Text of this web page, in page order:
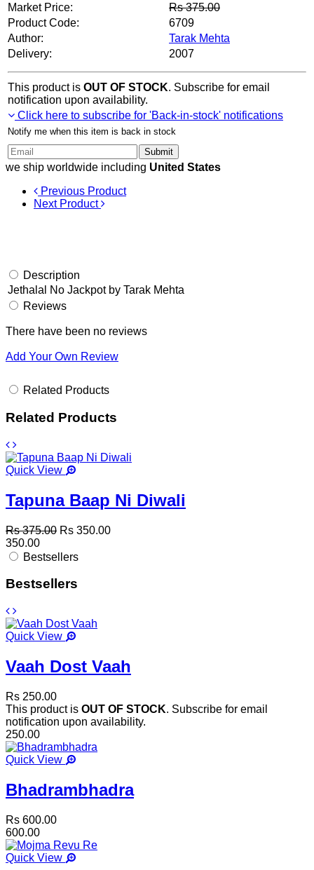
Market Price: Rs375.00
Product Code:
6709
Author:
Tarak Mehta
Delivery:
2007
This product is OUT OF STOCK. Subscribe for email
notification upon availability.
Click here to subscribe for 'Back-in-stock' notifications
Notify me when this item is back in stock
Submit
we ship worldwide including United States
Previous Product
Next Product
Description
Jethalal No Jackpot by Tarak Mehta
Reviews
There have been no reviews
Add Your Own Review
Related Products
Related Products
Quick View
Tapuna Baap Ni Diwali
Rs 375.00 Rs 350.00
350.00
Bestsellers
Bestsellers
Quick View
Vaah Dost Vaah
Rs 250.00
This product is OUT OF STOCK. Subscribe for email
notification upon availability.
250.00
Quick View
Bhadrambhadra
Rs 600.00
600.00
Quick View